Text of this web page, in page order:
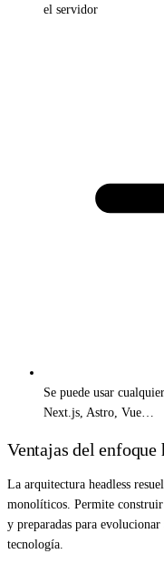
el servidor
Se puede usar
Next.js, Astro, Vue…
Ventajas del enfoque
La arquitectura headless
monolíticos. Permite
y preparadas para
tecnología.